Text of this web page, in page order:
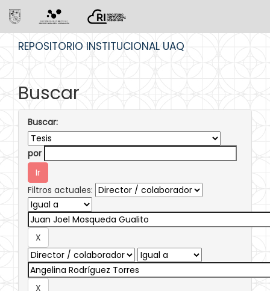
REPOSITORIO INSTITUCIONAL UAQ
Buscar
Buscar:
por
Filtros actuales: